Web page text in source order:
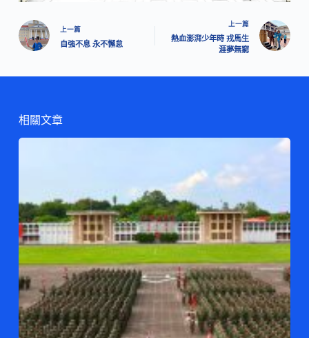
上一篇
自強不息 永不懈怠
上一篇
熱血澎湃少年時 戎馬生
涯夢無窮
相關文章